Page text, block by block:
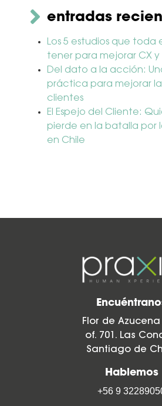
entradas
Los 5 estudios que toda
tener para mejorar CX y
Del dato a la acción:
práctica para mejorar
clientes
El Espejo del Cliente:
pierde en la batalla por
en Chile
Flor de Azucena
of. 701. Las
Santiago de
Hablemos
+56 9